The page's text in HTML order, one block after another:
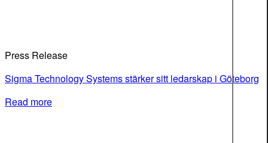
Press Release
Sigma Technology Systems stärker sitt ledarskap i Göteborg
Read more